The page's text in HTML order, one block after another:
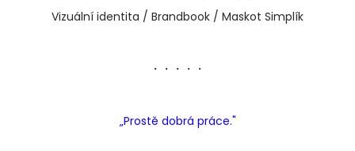
Vizuální identita / Brandbook / Maskot Simplík
・・・・・
„Prostě dobrá práce."